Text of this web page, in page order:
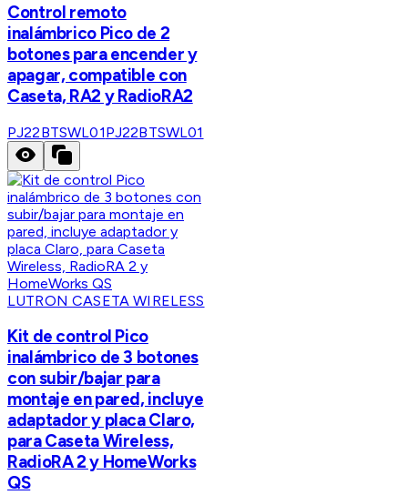
Control remoto
inalámbrico Pico de 2
botones para encender y
apagar, compatible con
Caseta, RA2 y RadioRA2
PJ22BTSWL01PJ22BTSWL01
LUTRON CASETA WIRELESS
Kit de control Pico
inalámbrico de 3 botones
con subir/bajar para
montaje en pared, incluye
adaptador y placa Claro,
para Caseta Wireless,
RadioRA 2 y HomeWorks
QS